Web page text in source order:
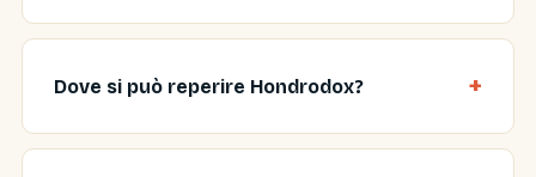
Dove si può reperire Hondrodox?